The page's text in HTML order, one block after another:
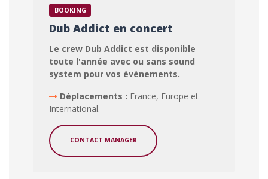
BOOKING
Dub Addict en concert
Le crew Dub Addict est disponible
toute l'année avec ou sans sound
system pour vos événements.
Déplacements : France, Europe et
International.
CONTACT MANAGER